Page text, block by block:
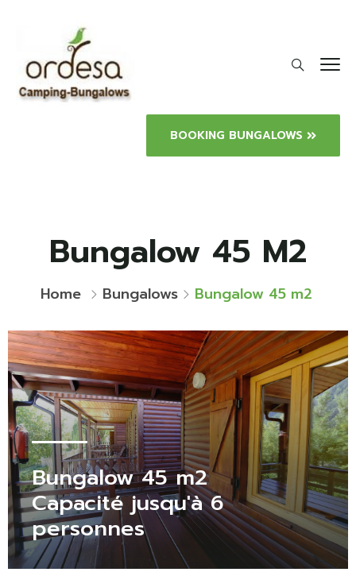
BOOKING BUNGALOWS
Bungalow 45 M2
Home Bungalows Bungalow 45 m2
Bungalow 45 m2
Capacité jusqu'à 6
personnes